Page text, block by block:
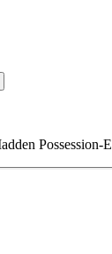
Possession-E